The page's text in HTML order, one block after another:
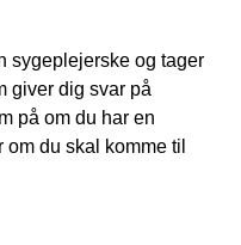
sygeplejerske og tager
giver dig svar på
på om du har en
du skal komme til